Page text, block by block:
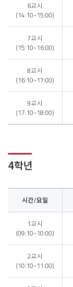
6교시
(14:10~15:00)
7교시
(15:10~16:00)
8교시
(16:10~17:00)
9교시
(17:10~18:00)
4학년
시
시간/요일
1교시
(09:10~10:00)
2교시
(10:10~11:00)